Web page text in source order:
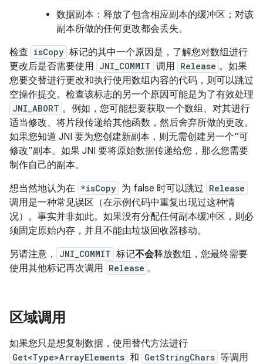
数据副本：释放了包含相应副本的缓冲区；对该
副本所做的任何更改都会丢失。
检查 isCopy 标记的其中一个原因是，了解您对数组进行
更改后是否需要使用 JNI_COMMIT 调用 Release 。如果
您要交替进行更改和执行使用数组内容的代码，则可以跳过
空操作提交。检查该标志的另一个原因可能是为了有效处理
JNI_ABORT 。例如，您可能想要获取一个数组、对其进行
适当修改、将片段传递给其他函数，然后舍弃所做的更改。
如果您知道 JNI 要为您创建新副本，则无需创建另一个“可
修改”副本。如果 JNI 要将原始数据传递给您，那么您需要
制作自己的副本。
想当然地认为在 *isCopy 为 false 时可以跳过 Release
调用是一种常见误区（在示例代码中重复出现过这种情
况）。事实并非如此。如果没有分配任何副本缓冲区，则必
须固定原始内存，并且不能由垃圾回收器移动。
另请注意，
JNI_COMMIT 标记不会释放数组，您最终需要
使用其他标记再次调用 Release 。
区域调用
如果您只是想复制数据，使用替代方法进行
Get<Type>ArrayElements 和 GetStringChars 等调用